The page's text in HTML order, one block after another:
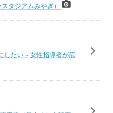
スタジアムみやぎ）
したい～女性指導者が広